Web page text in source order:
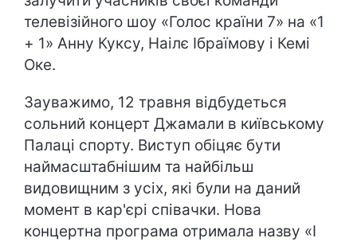
телевізійного шоу «Голос країни 7» на «1
+ 1» Анну Куксу, Наілє Ібраїмову і Кемі
Оке.
Зауважимо, 12 травня відбудеться
сольний концерт Джамали в київському
Палаці спорту. Виступ обіцяє бути
наймасштабнішим та найбільш
видовищним з усіх, які були на даний
момент в кар'єрі співачки. Нова
концертна програма отримала назву «I